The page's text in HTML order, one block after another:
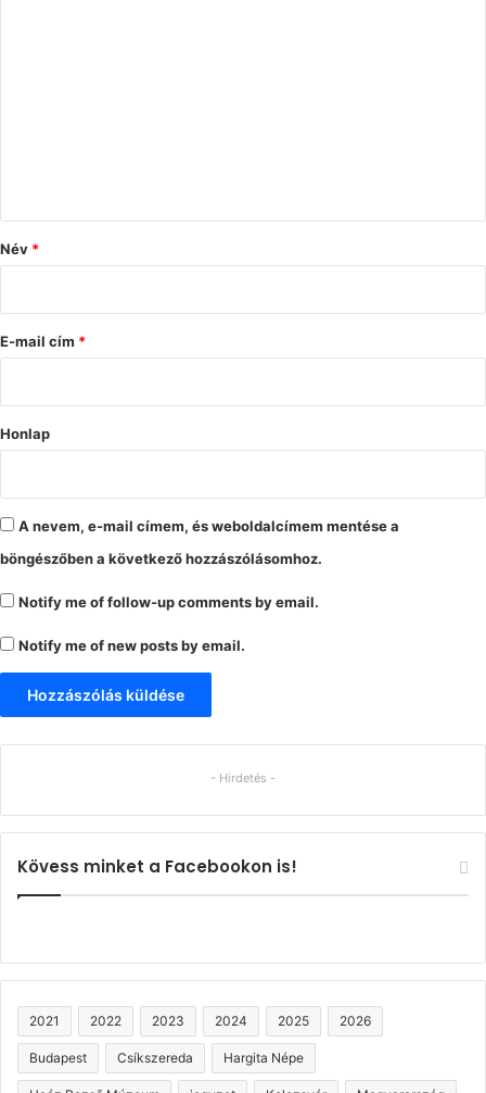
ó
s
Név *
E-mail cím *
Honlap
A nevem, e-mail címem, és weboldalcímem mentése a
böngészőben a következő hozzászólásomhoz.
Notify me of follow-up comments by email.
Notify me of new posts by email.
- Hirdetés -
Kövess minket a Facebookon is!
2021 2022 2023 2024 2025 2026
Budapest Csíkszereda Hargita Népe